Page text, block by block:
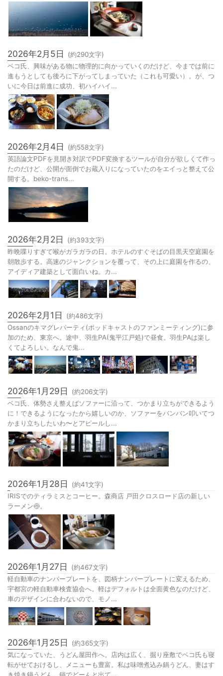
2026年2月5日 (約290文字)
ベコ氏、興味がある物に物理的に向かっていくのだけど、今までは前に
進もうとしても後ろに下がってしまっていた（これも可愛い）。が、つ
いに今日は前進に成功、初ハイハイ...
2026年2月4日 (約558文字)
英語論文PDFを見開き対訳でPDF変換するツールが自分が欲しくて作っ
たのだけど、公開が面倒でお蔵入りになっていたのをエイっと整えて公
開する。beko-trans...
2026年2月2日 (約393文字)
昨晩喋りすぎて喉がガラガラの日。ホテルのすぐそばの目黒天空庭園を
朝散歩する。高速のジャンクションを覆って、その上に庭園を作るの、
アイディア建築として面白いね。カ...
2026年2月1日 (約486文字)
Ossanのキマグレパーティ(ポッドキャストのファンミーティング)に参
加のため、東京へ。途中、羽生PA(鬼平江戸処)で昼食。羽生PAは楽し
くてよろしい。なんで鬼...
2026年1月29日 (約206文字)
ベコ氏、体勢さえ整えばソファーに沿って、つかまり立ちができるよう
に！できるようになったから嬉しいのか、ソファーをバンバン叩いてつ
かまり立ちしたいわ〜とアピールし...
2026年1月28日 (約41文字)
IRISでのティラミスとコーヒー。森商店 戸田クロスロード店の新しい
ラーメン🍥。
2026年1月27日 (約467文字)
軽自動車のナンバープレートを、図柄ナンバープレートに変えるため、
宇都宮の軽自動車検査協会へ。軽はデフォルトは全面黄色なのだけど、
車のデザインに合わないので、モノ...
2026年1月25日 (約365文字)
気になっていた、うどん屋田作へ。店内は広く、掘り座敷でベコ氏も寝
転がせておけるし、メニューも豊富。私は味噌煮込み鍋うどん、妻はす